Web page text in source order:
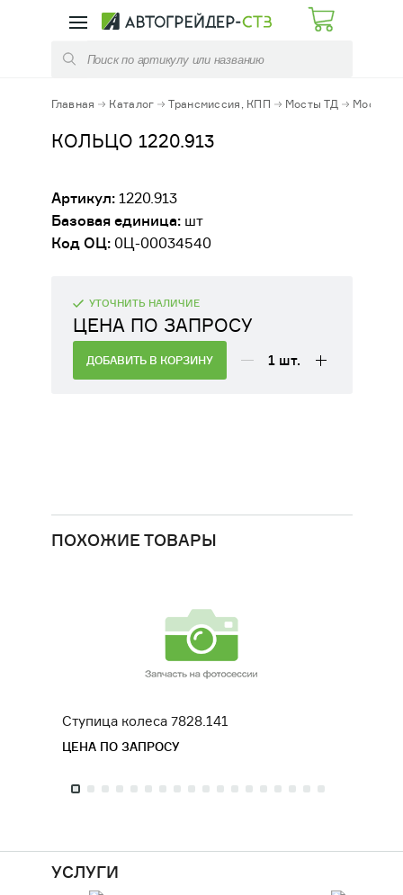
КАТАЛОГ
ЗАПЧАСТИ ПОГРУЗЧИКОВ
РАСХОДНЫЕ МАТЕРИАЛЫ
ГИДРАВЛИКА
ТРАНСМИССИЯ, КПП
УСЛУГИ
РЕМОНТ ЭЛЕМЕНТОВ ТРАНСМИССИЙ
МАШИН
ФУТЕРОВКА КОВШЕЙ И КУЗОВОВ
АЗОТОМ ПГА
АРЕНДА АВТОГРЕЙДЕРА, ДОРОЖНО-
СТРОИТЕЛЬНОЙ ТЕХНИКИ
Главная Каталог Трансмиссия, КПП Мосты ТД Мост
КОЛЬЦО 1220.913
Артикул:1220.913
Базовая единица:шт
Код ОЦ:0Ц-00034540
УТОЧНИТЬ НАЛИЧИЕ
ЦЕНА ПО ЗАПРОСУ
ДОБАВИТЬ В КОРЗИНУ 1 шт.
ПОХОЖИЕ ТОВАРЫ
Ступица колеса 7828.141
ЦЕНА ПО ЗАПРОСУ
УСЛУГИ